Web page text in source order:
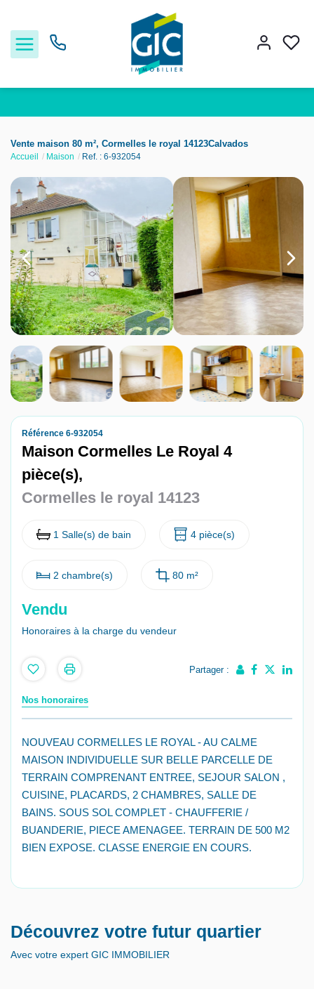
Acheter
Louer
Estimer
Nos services
Nos agences
Nous contacter
Nous rejoindre
Vente maison 80 m², Cormelles le royal 14123Calvados
Accueil Maison Ref. : 6-932054
Référence 6-932054
Maison Cormelles Le Royal 4
pièce(s),
Cormelles le royal 14123
1 Salle(s) de bain 4 pièce(s)
2 chambre(s) 80 m²
Vendu
Honoraires à la charge du vendeur
Partager :
Nos honoraires
NOUVEAU CORMELLES LE ROYAL - AU CALME
MAISON INDIVIDUELLE SUR BELLE PARCELLE DE
TERRAIN COMPRENANT ENTREE, SEJOUR SALON ,
CUISINE, PLACARDS, 2 CHAMBRES, SALLE DE
BAINS. SOUS SOL COMPLET - CHAUFFERIE /
BUANDERIE, PIECE AMENAGEE. TERRAIN DE 500 M2
BIEN EXPOSE. CLASSE ENERGIE EN COURS.
Découvrez votre futur quartier
Avec votre expert GIC IMMOBILIER